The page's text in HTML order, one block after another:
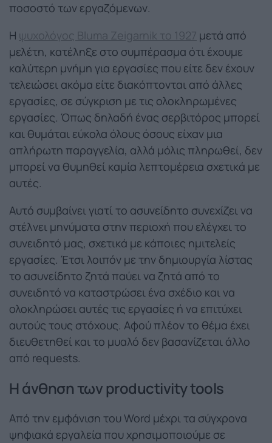
ποσοστό των εργαζόμενων.
H ψυχολόγος Bluma Zeigarnik το 1927 μετά από
μελέτη, κατέληξε στο συμπέρασμα ότι έχουμε
καλύτερη μνήμη για εργασίες που είτε δεν έχουν
τελειώσει ακόμα είτε διακόπτονται από άλλες
εργασίες, σε σύγκριση με τις ολοκληρωμένες
εργασίες. Όπως δηλαδή ένας σερβιτόρος μπορεί
και θυμάται εύκολα όλους όσους είχαν μια
απλήρωτη παραγγελία, αλλά μόλις πληρωθεί, δεν
μπορεί να θυμηθεί καμία λεπτομέρεια σχετικά με
αυτές.
Αυτό συμβαίνει γιατί το ασυνείδητο συνεχίζει να
στέλνει μηνύματα στην περιοχή που ελέγχει το
συνειδητό μας, σχετικά με κάποιες ημιτελείς
εργασίες. Έτσι λοιπόν με την δημιουργία λίστας
το ασυνείδητο ζητά παύει να ζητά από το
συνειδητό να καταστρώσει ένα σχέδιο και να
ολοκληρώσει αυτές τις εργασίες ή να επιτύχει
αυτούς τους στόχους. Αφού πλέον το θέμα έχει
διευθετηθεί και το μυαλό δεν βασανίζεται άλλο
από requests.
Η άνθηση των productivitytools
Από την εμφάνιση του Word μέχρι τα σύγχρονα
ψηφιακά εργαλεία που χρησιμοποιούμε σε